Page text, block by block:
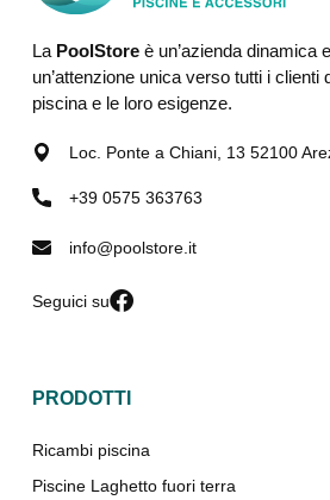
La PoolStoreè un’azienda dinamica
un’attenzione unica verso tutti i clienti
piscina e le loro esigenze.
Loc. Ponte a Chiani, 13 52100
+39 0575 363763
info@poolstore.it
Seguici su
PRODOTTI
Ricambi piscina
Piscine Laghetto fuori terra